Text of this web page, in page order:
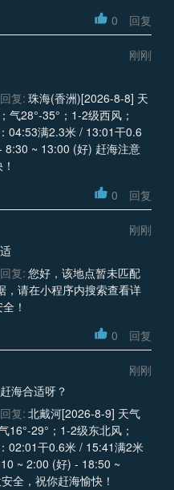
0 回复
刚刚
回复: 珠海(香洲)[2026-8-8] 天
气28°-35°；1-2级西风；
04:53满2.3米 / 13:01干0.6
8:30 ~ 13:00 (好) 赶海注意
0 回复
刚刚
回复: 您好，该地点暂未匹配
，请在小程序内搜索查看详
！
0 回复
刚刚
海合适呀？
回复: 北戴河[2026-8-9] 天气
16°-29°；1-2级东北风；
02:01干0.6米 / 15:41满2米
~ 2:00 (好) - 18:50 ~
全，祝你赶海愉快！